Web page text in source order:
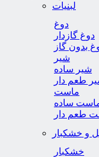
لبنیات
دوغ
دوغ گازدار
بدون گاز
شیر
شیر ساده
طعم دار
ماست
ساده
طعم دار
و خشکبار
خشکبار